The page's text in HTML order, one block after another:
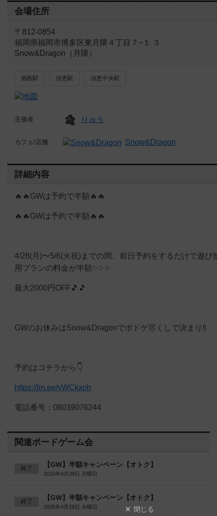
会場住所
〒812-0854
福岡県福岡市博多区東月隈４丁目７−１ ３
Snow&Dragon（月隈）
酒殿駅 須恵駅 須恵中央駅
主催者 りゅう
カフェ/店舗 Snow&Dragon
詳細内容
🔥🔥GWは予約で半額🔥🔥
🔥🔥GWは予約で半額🔥🔥
4/28(月)〜5/6(火祝)までの間、前日予約をするだけで遊び
用プランの料金が半額✨✨✨
最大2000円OFF🎵🎵
GWのお休みはSnow&Dragonでボドゲ尽くしで決まり‼️
予約はコチラから👇️
https://lin.ee/yWCkxoh
電話番号：08039076244
関連ボードゲーム会
終了 【GW】半額キャンペーン【オトク】
2025年4月28日 月曜日
終了 【GW】半額キャンペーン【オトク】
2025年4月29日 火曜日 閉じる